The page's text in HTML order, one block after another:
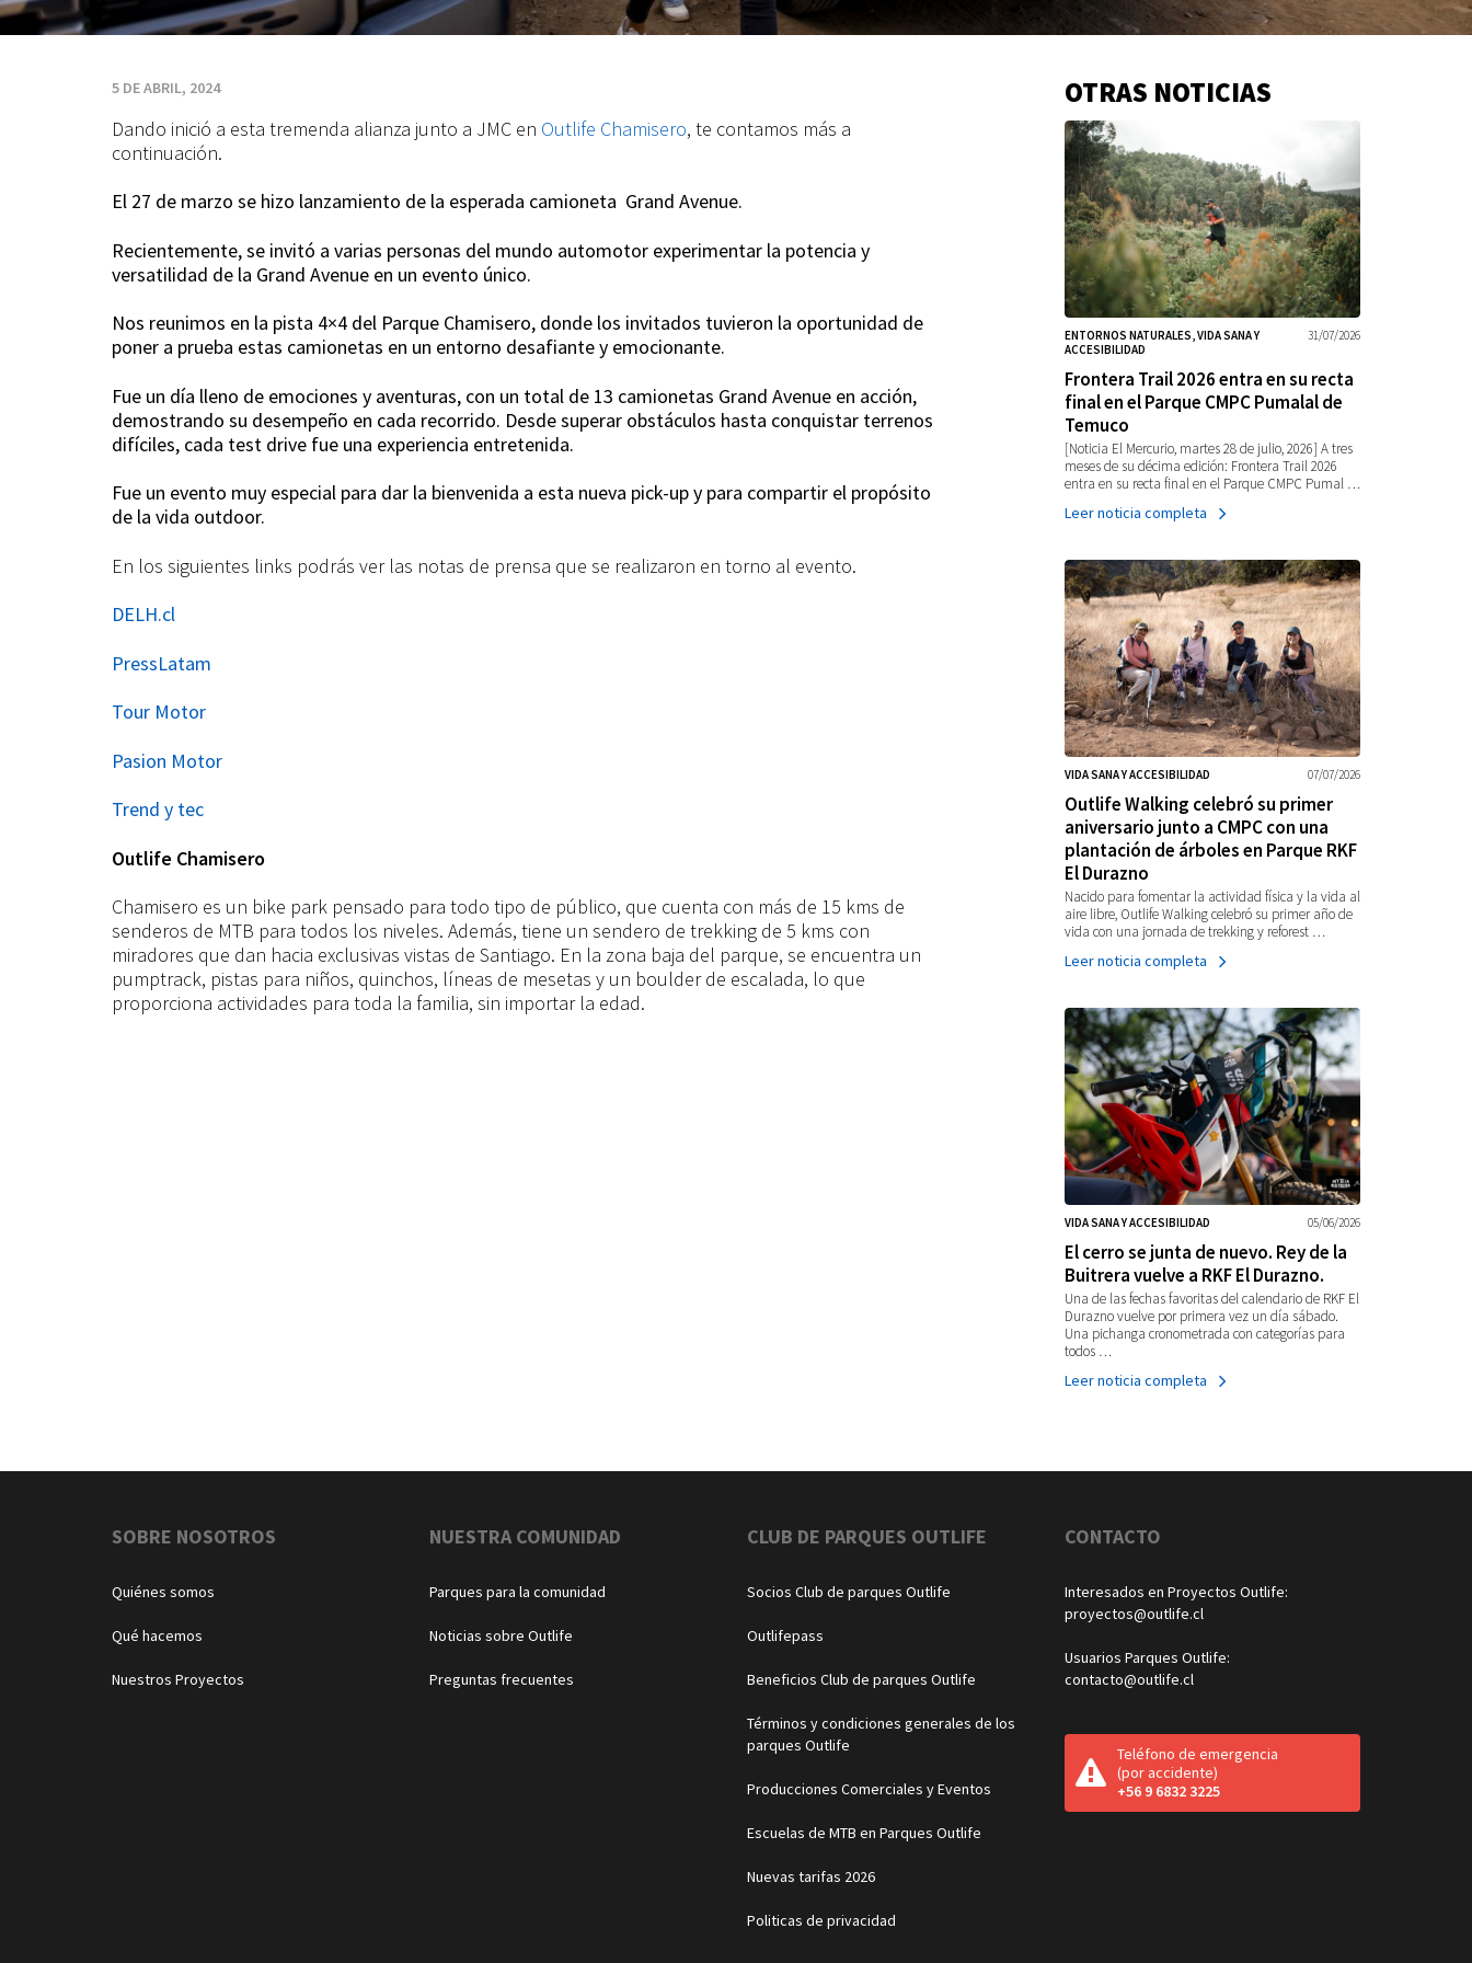
Chamisero
5 DE ABRIL, 2024
Dando inició a esta tremenda alianza junto a JMC en Outlife Chamisero, te contamos más a
continuación.
El 27 de marzo se hizo lanzamiento de la esperada camioneta Grand Avenue.
Recientemente, se invitó a varias personas del mundo automotor experimentar la potencia y
versatilidad de la Grand Avenue en un evento único.
Nos reunimos en la pista 4×4 del Parque Chamisero, donde los invitados tuvieron la oportunidad de
poner a prueba estas camionetas en un entorno desafiante y emocionante.
Fue un día lleno de emociones y aventuras, con un total de 13 camionetas Grand Avenue en acción,
demostrando su desempeño en cada recorrido. Desde superar obstáculos hasta conquistar terrenos
difíciles, cada test drive fue una experiencia entretenida.
Fue un evento muy especial para dar la bienvenida a esta nueva pick-up y para compartir el propósito
de la vida outdoor.
En los siguientes links podrás ver las notas de prensa que se realizaron en torno al evento.
DELH.cl
PressLatam
Tour Motor
Pasion Motor
Trend y tec
Outlife Chamisero
Chamisero es un bike park pensado para todo tipo de público, que cuenta con más de 15 kms de
senderos de MTB para todos los niveles. Además, tiene un sendero de trekking de 5 kms con
miradores que dan hacia exclusivas vistas de Santiago. En la zona baja del parque, se encuentra un
pumptrack, pistas para niños, quinchos, líneas de mesetas y un boulder de escalada, lo que
proporciona actividades para toda la familia, sin importar la edad.
Información
adicional
OTRAS NOTICIAS
31/07/2026
ENTORNOS NATURALES, VIDA SANA Y
ACCESIBILIDAD
Frontera Trail 2026 entra en su recta
final en el Parque CMPC Pumalal de
Temuco
[Noticia El Mercurio, martes 28 de julio, 2026] A tres
meses de su décima edición: Frontera Trail 2026
entra en su recta final en el Parque CMPC Pumal …
Leer noticia completa
07/07/2026
VIDA SANA Y ACCESIBILIDAD
Outlife Walking celebró su primer
aniversario junto a CMPC con una
plantación de árboles en Parque RKF
El Durazno
Nacido para fomentar la actividad física y la vida al
aire libre, Outlife Walking celebró su primer año de
vida con una jornada de trekking y reforest …
Leer noticia completa
05/06/2026
VIDA SANA Y ACCESIBILIDAD
El cerro se junta de nuevo. Rey de la
Buitrera vuelve a RKF El Durazno.
Una de las fechas favoritas del calendario de RKF El
Durazno vuelve por primera vez un día sábado.
Una pichanga cronometrada con categorías para
todos …
Leer noticia completa
NavegaciónSOBRE NOSOTROS
Quiénes somos
Qué hacemos
Nuestros Proyectos
NUESTRA COMUNIDAD
Parques para la comunidad
Noticias sobre Outlife
Preguntas frecuentes
CLUB DE PARQUES OUTLIFE
Socios Club de parques Outlife
Outlifepass
Beneficios Club de parques Outlife
Términos y condiciones generales de los
parques Outlife
Producciones Comerciales y Eventos
Escuelas de MTB en Parques Outlife
Nuevas tarifas 2026
Politicas de privacidad
CONTACTO
Interesados en Proyectos Outlife:
proyectos@outlife.cl
Usuarios Parques Outlife:
contacto@outlife.cl
Teléfono de emergencia
(por accidente)
+56 9 6832 3225